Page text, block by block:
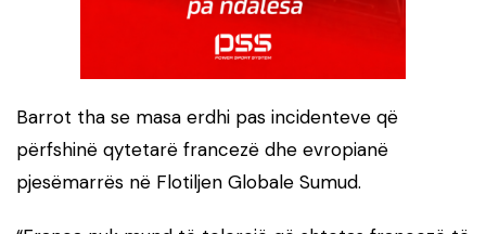
Barrot tha se masa erdhi pas incidenteve që
përfshinë qytetarë francezë dhe evropianë
pjesëmarrës në Flotiljen Globale Sumud.